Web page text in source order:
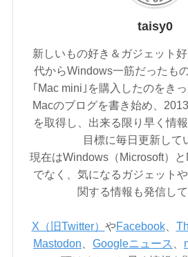
taisy0
新しいもの好き＆ガジェット
代からWindows一筋だったも
｢Mac mini｣を購入したのをき
Macのブログを書き始め、
を取得し、出来る限り早く情
目標に毎日更新して
現在はWindows（Microsoft）
でなく、気になるガジェット
関する情報も発信して
X（旧Twitter） やFacebook、
Mastodon
Googleニュース